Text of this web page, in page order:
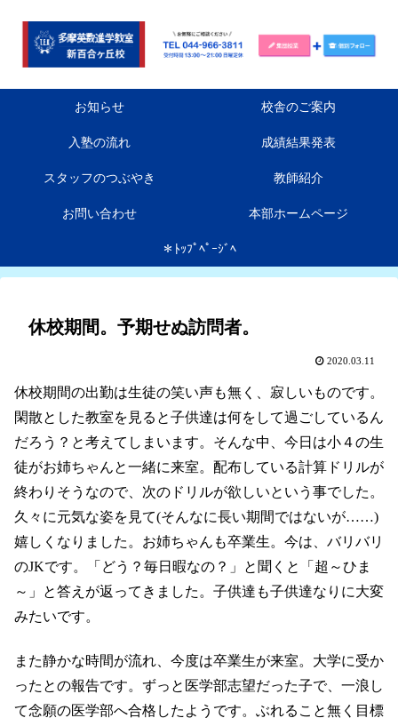
お知らせ 校舎のご案内
入塾の流れ 成績結果発表
スタッフのつぶやき 教師紹介
お問い合わせ 本部ホームページ
＊ﾄｯﾌﾟﾍﾟｰｼﾞﾍ
休校期間。予期せぬ訪問者。
2020.03.11
休校期間の出勤は生徒の笑い声も無く、寂しいものです。
閑散とした教室を見ると子供達は何をして過ごしているん
だろう？と考えてしまいます。そんな中、今日は小４の生
徒がお姉ちゃんと一緒に来室。配布している計算ドリルが
終わりそうなので、次のドリルが欲しいという事でした。
久々に元気な姿を見て(そんなに長い期間ではないが……)
嬉しくなりました。お姉ちゃんも卒業生。今は、バリバリ
のJKです。「どう？毎日暇なの？」と聞くと「超～ひま
～」と答えが返ってきました。子供達も子供達なりに大変
みたいです。
また静かな時間が流れ、今度は卒業生が来室。大学に受か
ったとの報告です。ずっと医学部志望だった子で、一浪し
て念願の医学部へ合格したようです。ぶれること無く目標